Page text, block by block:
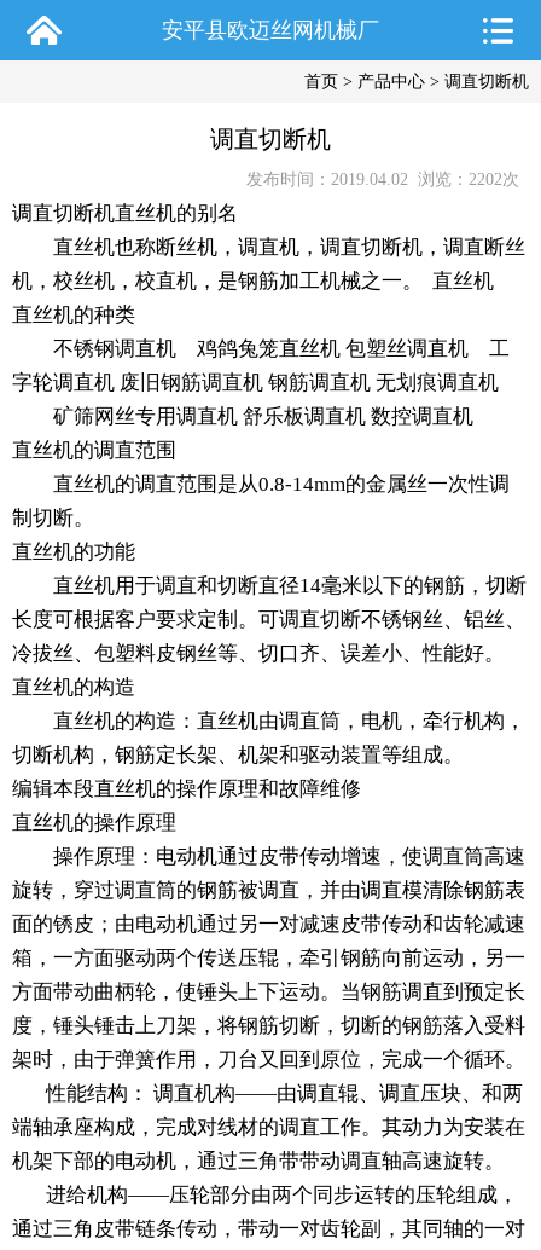
安平县欧迈丝网机械厂
首页 > 产品中心 > 调直切断机
调直切断机
发布时间：2019.04.02 浏览： 2202次
调直切断机直丝机的别名
直丝机也称断丝机，调直机，调直切断机，调直断丝
机，校丝机，校直机，是钢筋加工机械之一。 直丝机
直丝机的种类
不锈钢调直机 鸡鸽兔笼直丝机 包塑丝调直机 工
字轮调直机 废旧钢筋调直机 钢筋调直机 无划痕调直机
矿筛网丝专用调直机 舒乐板调直机 数控调直机
直丝机的调直范围
直丝机的调直范围是从0.8-14mm的金属丝一次性调
制切断。
直丝机的功能
直丝机用于调直和切断直径14毫米以下的钢筋，切断
长度可根据客户要求定制。可调直切断不锈钢丝、铝丝、
冷拔丝、包塑料皮钢丝等、切口齐、误差小、性能好。
直丝机的构造
直丝机的构造：直丝机由调直筒，电机，牵行机构，
切断机构，钢筋定长架、机架和驱动装置等组成。
编辑本段直丝机的操作原理和故障维修
直丝机的操作原理
操作原理：电动机通过皮带传动增速，使调直筒高速
旋转，穿过调直筒的钢筋被调直，并由调直模清除钢筋表
面的锈皮；由电动机通过另一对减速皮带传动和齿轮减速
箱，一方面驱动两个传送压辊，牵引钢筋向前运动，另一
方面带动曲柄轮，使锤头上下运动。当钢筋调直到预定长
度，锤头锤击上刀架，将钢筋切断，切断的钢筋落入受料
架时，由于弹簧作用，刀台又回到原位，完成一个循环。
性能结构： 调直机构——由调直辊、调直压块、和两
端轴承座构成，完成对线材的调直工作。其动力为安装在
机架下部的电动机，通过三角带带动调直轴高速旋转。
进给机构——压轮部分由两个同步运转的压轮组成，
通过三角皮带链条传动，带动一对齿轮副，其同轴的一对